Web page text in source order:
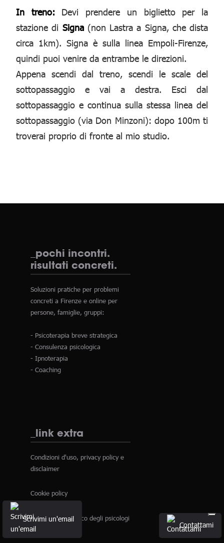
In treno: Devi prendere un biglietto per la
stazione di Signa(non Lastra a Signa, che dista
circa 1km). Signa è sulla linea Empoli-Firenze,
quindi puoi venire da entrambe le direzioni.
Appena scendi dal treno, scendi le scale del
sottopassaggio e vai a destra. Esci dal
sottopassaggio e continua sulla stessa linea del
sottopassaggio (via Don Minzoni): dopo 100m ti
troverai proprio di fronte al mio studio.
Scrivimi un'email
Contattami
_pochi incontri.
risultati concreti.
Soluzioni pratiche per problemi
concreti a Firenze e online per
persone, famiglie, gruppi:
- Psicoterapia breve strategica
- Consulenza psicologica
- Ipnoterapia
- Coaching
_link extra
Condizioni d'uso, privacy policy e
disclaimer
Cookie policy
Codice deontologico degli psicologi
italiani